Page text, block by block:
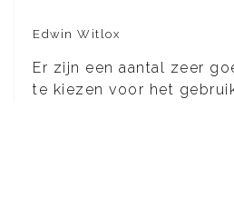
Edwin Witlox
Er zijn een aantal zeer
te kiezen voor het